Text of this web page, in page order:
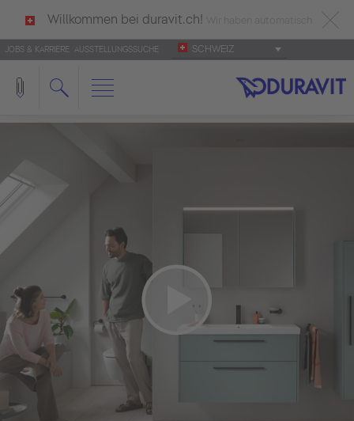
Willkommen bei duravit.ch!
deutsch als Ihre Sprache erkannt.
Français Italiano
JOBS & KARRIERE AUSSTELLUNGSSUCHE SCHWEIZ
We need your consent to load the
YouTube Video service!
We use a third party service to embed video
content that may collect data about your activity.
Please review the details and accept the service
to watch this video.
More Information